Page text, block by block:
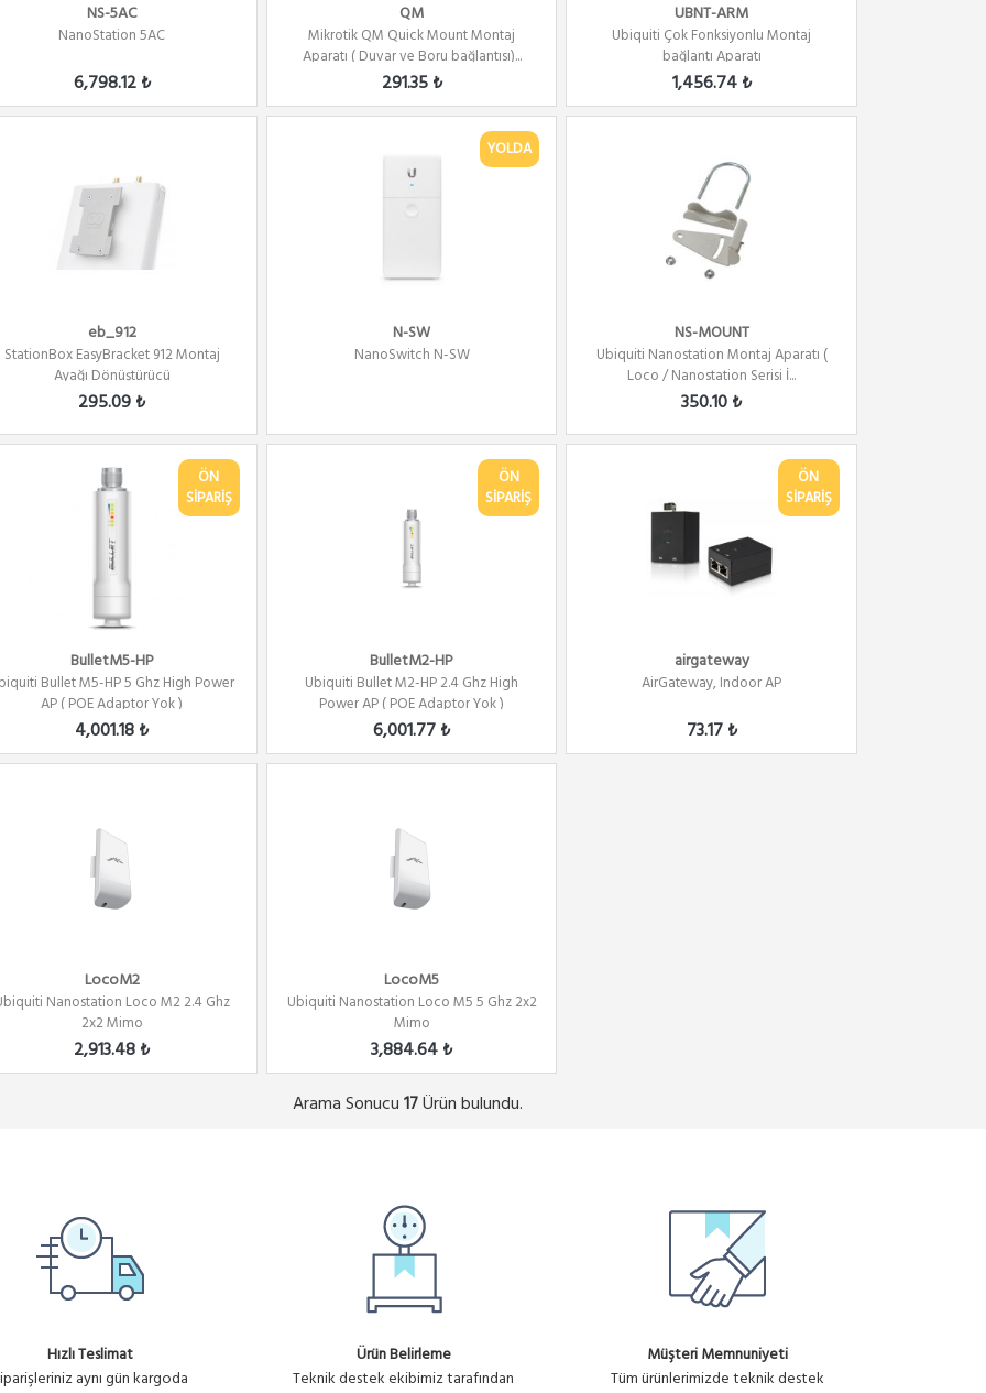
NS-5AC
NanoStation 5AC
6,798.12 ₺
QM
Mikrotik QM Quick Mount Montaj
Aparatı ( Duvar ve Boru bağlantısı)...
291.35 ₺
UBNT-ARM
Ubiquiti Çok Fonksiyonlu Montaj
bağlantı Aparatı
1,456.74 ₺
eb_912
StationBox EasyBracket 912 Montaj
Ayağı Dönüştürücü
295.09 ₺
YOLDA
N-SW
NanoSwitch N-SW
NS-MOUNT
Ubiquiti Nanostation Montaj Aparatı (
Loco / Nanostation Serisi İ...
350.10 ₺
ÖN
SİPARİŞ
BulletM5-HP
Bullet M5-HP 5 Ghz High Power
AP ( POE Adaptor Yok )
4,001.18 ₺
ÖN
SİPARİŞ
BulletM2-HP
Ubiquiti Bullet M2-HP 2.4 Ghz High
Power AP ( POE Adaptor Yok )
6,001.77 ₺
ÖN
SİPARİŞ
airgateway
AirGateway, Indoor AP
73.17 ₺
LocoM2
Nanostation Loco M2 2.4 Ghz
2x2 Mimo
2,913.48 ₺
LocoM5
Ubiquiti Nanostation Loco M5 5 Ghz 2x2
Mimo
3,884.64 ₺
Arama Sonucu 17Ürün bulundu.
Hızlı Teslimat
aynı gün kargoda
Ürün Belirleme
Teknik destek ekibimiz tarafından
Müşteri Memnuniyeti
Tüm ürünlerimizde teknik destek